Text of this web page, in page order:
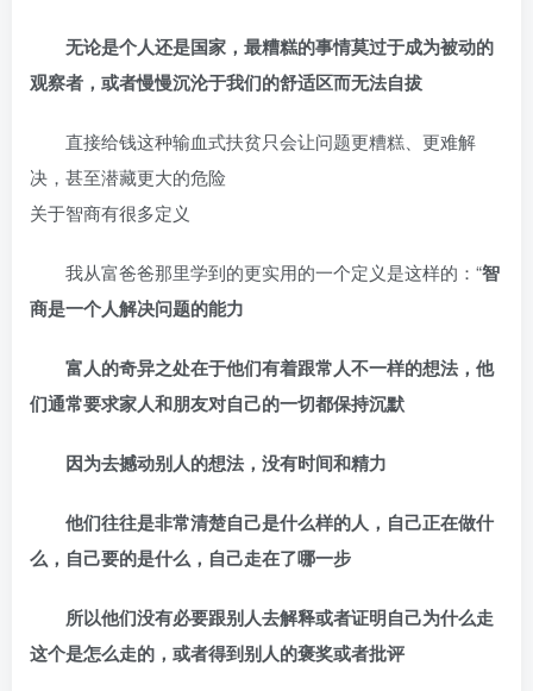
无论是个人还是国家，最糟糕的事情莫过于成为被动的
观察者，或者慢慢沉沦于我们的舒适区而无法自拔
直接给钱这种输血式扶贫只会让问题更糟糕、更难解
决，甚至潜藏更大的危险
关于智商有很多定义
我从富爸爸那里学到的更实用的一个定义是这样的：“智
商是一个人解决问题的能力
富人的奇异之处在于他们有着跟常人不一样的想法，他
们通常要求家人和朋友对自己的一切都保持沉默
因为去撼动别人的想法，没有时间和精力
他们往往是非常清楚自己是什么样的人，自己正在做什
么，自己要的是什么，自己走在了哪一步
所以他们没有必要跟别人去解释或者证明自己为什么走
这个是怎么走的，或者得到别人的褒奖或者批评